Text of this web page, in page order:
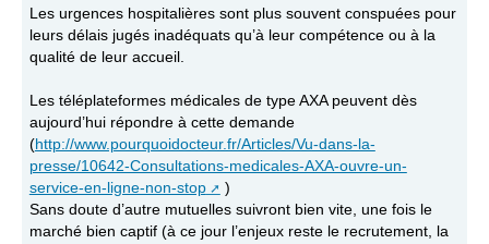
Les urgences hospitalières sont plus souvent conspuées pour
leurs délais jugés inadéquats qu’à leur compétence ou à la
qualité de leur accueil.
Les téléplateformes médicales de type AXA peuvent dès
aujourd’hui répondre à cette demande
(http://www.pourquoidocteur.fr/Articles/Vu-dans-la-
presse/10642-Consultations-medicales-AXA-ouvre-un-
service-en-ligne-non-stop
)
Sans doute d’autre mutuelles suivront bien vite, une fois le
marché bien captif (à ce jour l’enjeux reste le recrutement, la